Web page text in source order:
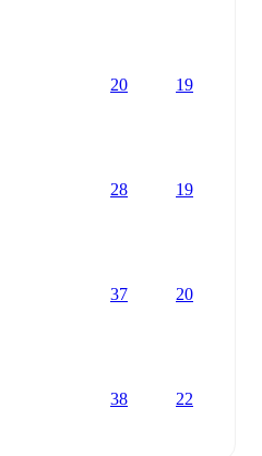
20 19
28 19
37 20
38 22